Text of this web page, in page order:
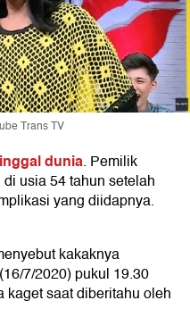
Trans TV
dunia. Pemilik
usia 54 tahun setelah
yang diidapnya.
kakaknya
7/2020) pukul 19.30
kaget saat diberitahu oleh